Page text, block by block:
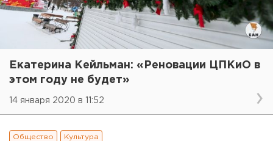
Екатерина Кейльман: «Реновации ЦПКиО в
этом году не будет»
14 января 2020 в 11:52
Общество Культура